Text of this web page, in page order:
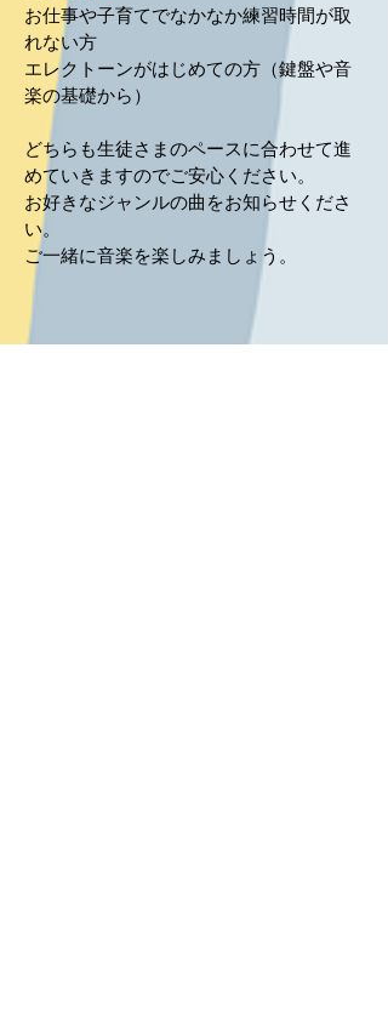
お仕事や子育てでなかなか練習時間が取
れない方
エレクトーンがはじめての方（鍵盤や音
楽の基礎から）
どちらも生徒さまのペースに合わせて進
めていきますのでご安心ください。
お好きなジャンルの曲をお知らせくださ
い。
ご一緒に音楽を楽しみましょう。